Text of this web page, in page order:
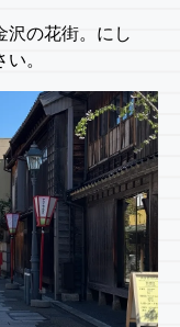
沢の花街。にし
。